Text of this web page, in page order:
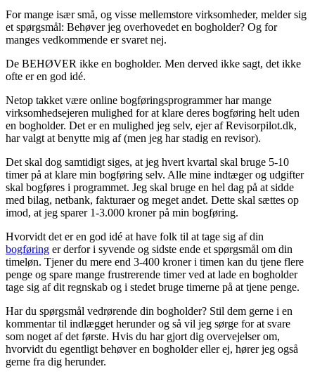
For mange især små, og visse mellemstore virksomheder, melder sig
et spørgsmål: Behøver jeg overhovedet en bogholder? Og for
manges vedkommende er svaret nej.
De BEHØVER ikke en bogholder. Men derved ikke sagt, det ikke
ofte er en god idé.
Netop takket være online bogføringsprogrammer har mange
virksomhedsejeren mulighed for at klare deres bogføring helt uden
en bogholder. Det er en mulighed jeg selv, ejer af Revisorpilot.dk,
har valgt at benytte mig af (men jeg har stadig en revisor).
Det skal dog samtidigt siges, at jeg hvert kvartal skal bruge 5-10
timer på at klare min bogføring selv. Alle mine indtæger og udgifter
skal bogføres i programmet. Jeg skal bruge en hel dag på at sidde
med bilag, netbank, fakturaer og meget andet. Dette skal sættes op
imod, at jeg sparer 1-3.000 kroner på min bogføring.
Hvorvidt det er en god idé at have folk til at tage sig af din
bogføring er derfor i syvende og sidste ende et spørgsmål om din
timeløn. Tjener du mere end 3-400 kroner i timen kan du tjene flere
penge og spare mange frustrerende timer ved at lade en bogholder
tage sig af dit regnskab og i stedet bruge timerne på at tjene penge.
Har du spørgsmål vedrørende din bogholder? Stil dem gerne i en
kommentar til indlægget herunder og så vil jeg sørge for at svare
som noget af det første. Hvis du har gjort dig overvejelser om,
hvorvidt du egentligt behøver en bogholder eller ej, hører jeg også
gerne fra dig herunder.